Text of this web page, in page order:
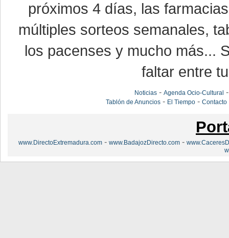
próximos 4 días, las
múltiples sorteos semanales,
los pacenses y mucho más...
faltar entre
Noticias -Agenda Ocio-Cultural
Tablón de Anuncios - El Tiempo -Contacto
www.DirectoExtremadura.com - www.BadajozDirecto.com -